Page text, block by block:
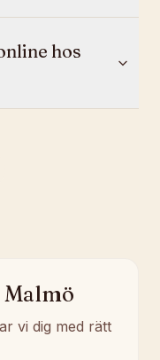
hos
vi dig med rätt